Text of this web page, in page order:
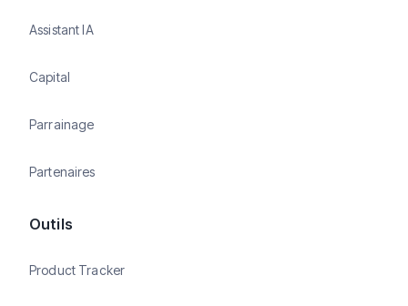
Assistant IA
Capital
Parrainage
Partenaires
Outils
Product Tracker